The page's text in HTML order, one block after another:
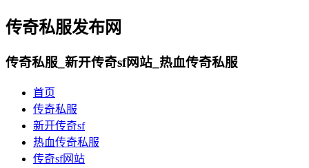
传奇私服发布网
传奇私服_新开传奇sf网站_热血传奇私服
首页
传奇私服
新开传奇sf
热血传奇私服
传奇sf网站